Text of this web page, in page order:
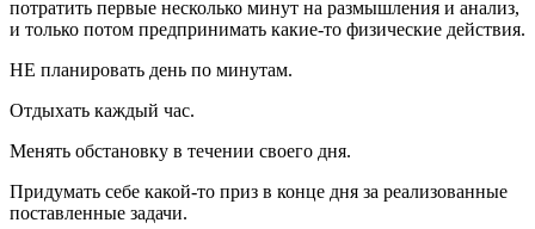
потратить первые несколько минут на размышления и анализ,
и только потом предпринимать какие-то физические действия.
НЕ планировать день по минутам.
Отдыхать каждый час.
Менять обстановку в течении своего дня.
Придумать себе какой-то приз в конце дня за реализованные
поставленные задачи.